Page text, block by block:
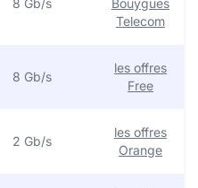
8 Gb/s
Bouygues
Telecom
8 Gb/s
les offres
Free
2 Gb/s
les offres
Orange